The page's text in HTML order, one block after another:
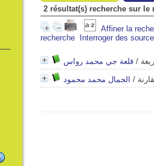
Affiner la
recherche
Interroger des
/ قلعة جي محمد رواس
/ الجمال محمد محمود